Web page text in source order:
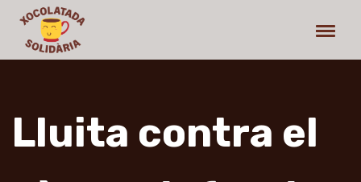
Lluita contra el